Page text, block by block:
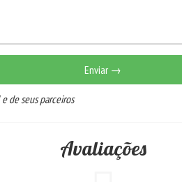
Enviar →
de seus parceiros
Avaliações